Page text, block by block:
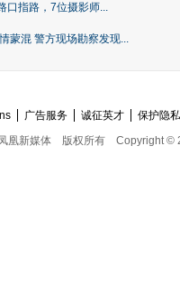
口指路，7位摄影师...
蒙混 警方现场勘察发现...
广告服务 诚征英才
保护隐
凰新媒体
版权所有 Copyright ©